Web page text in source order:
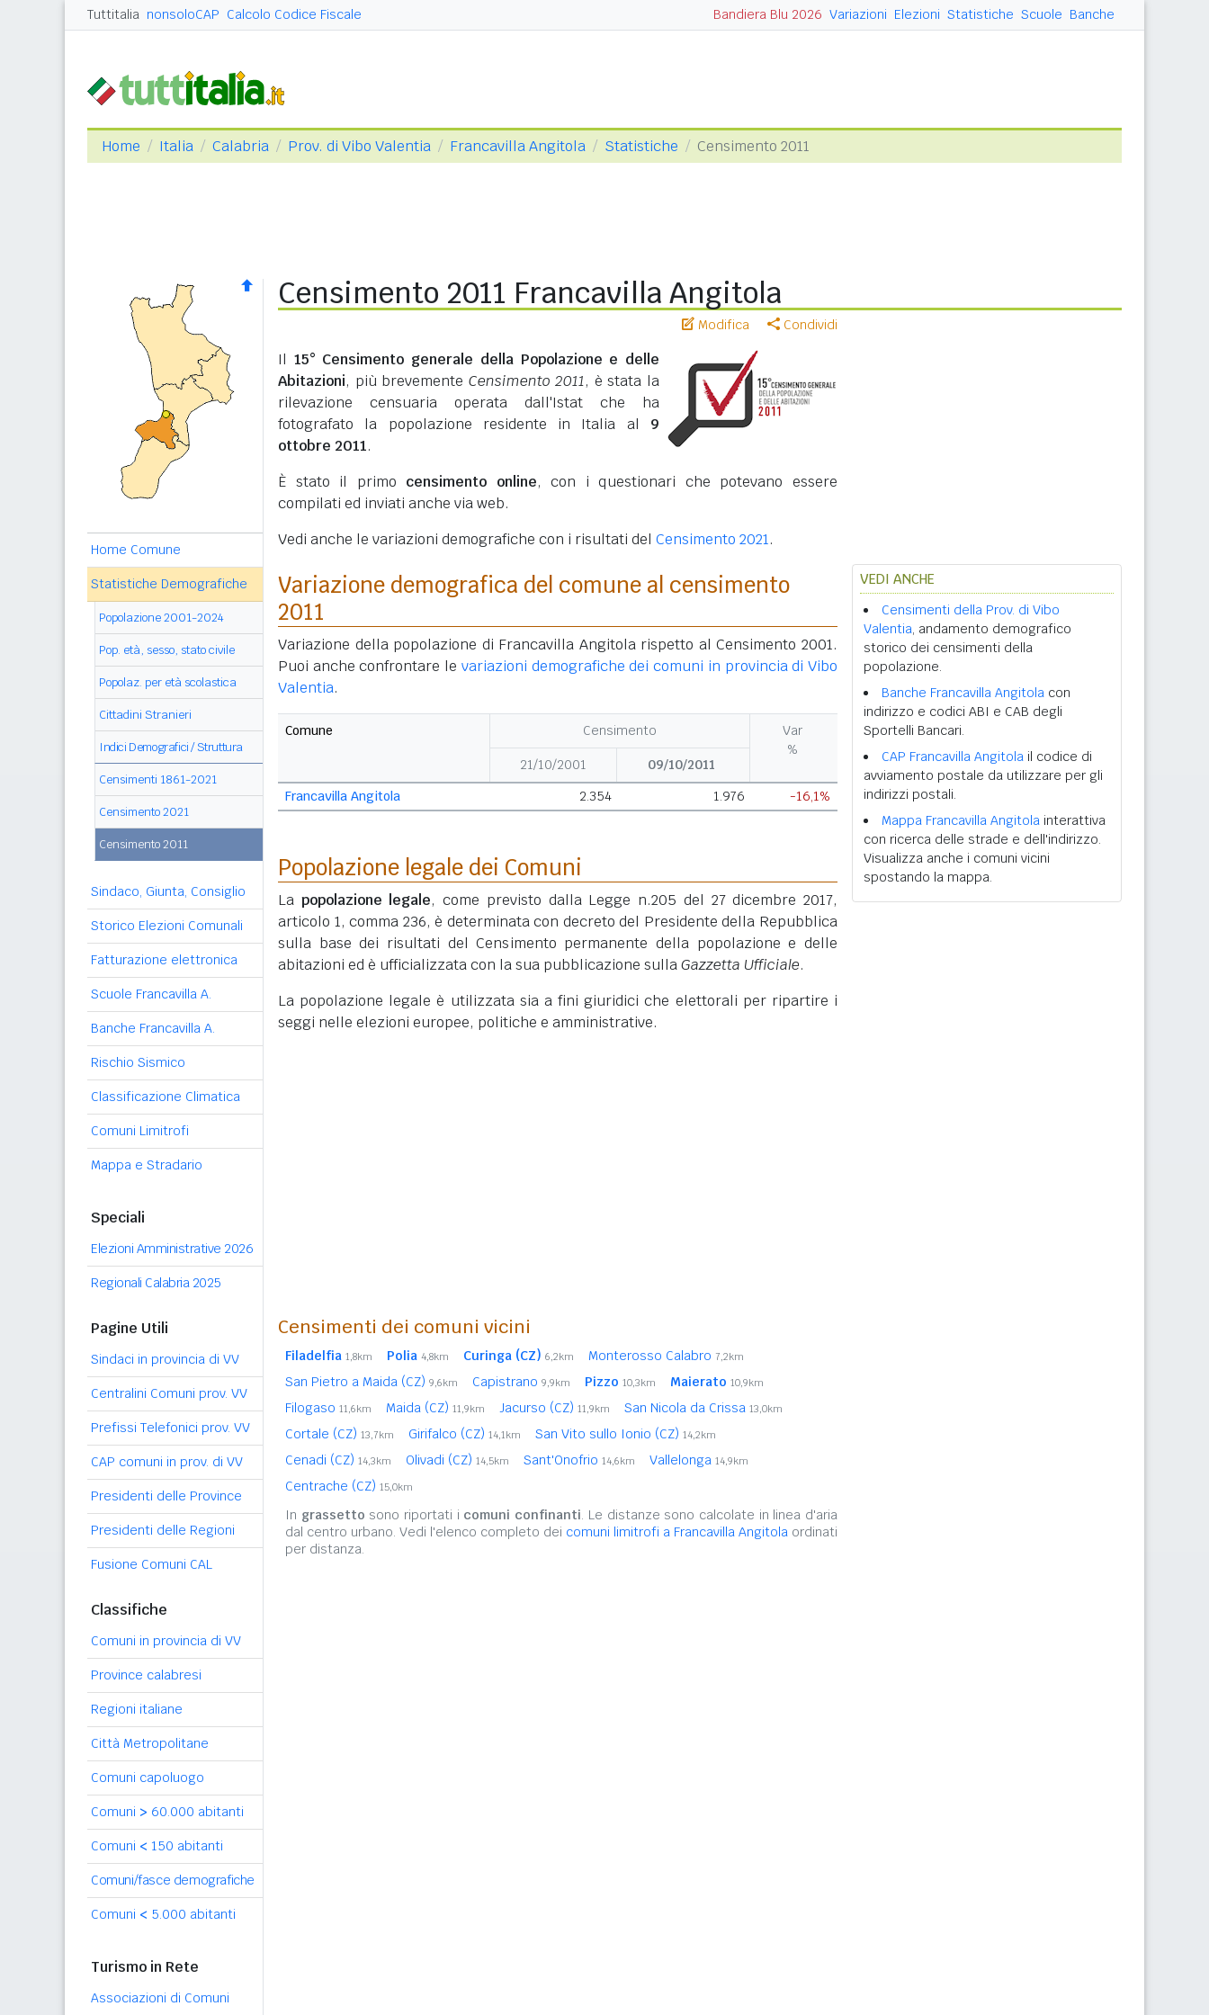
Tuttitalia nonsoloCAP Calcolo Codice Fiscale Bandiera Blu 2026 Variazioni Elezioni Statistiche Scuole Banche
Home Italia Calabria Prov. di Vibo Valentia Francavilla Angitola Statistiche Censimento 2011
Home Comune
Statistiche Demografiche
Popolazione 2001-2024
Pop. età, sesso, stato civile
Popolaz. per età scolastica
Cittadini Stranieri
Indici Demografici / Struttura
Censimenti 1861-2021
Censimento 2021
Censimento 2011
Sindaco, Giunta, Consiglio
Storico Elezioni Comunali
Fatturazione elettronica
Scuole Francavilla A.
Banche Francavilla A.
Rischio Sismico
Classificazione Climatica
Comuni Limitrofi
Mappa e Stradario
Speciali
Elezioni Amministrative 2026
Regionali Calabria 2025
Pagine Utili
Sindaci in provincia di VV
Centralini Comuni prov. VV
Prefissi Telefonici prov. VV
CAP comuni in prov. di VV
Presidenti delle Province
Presidenti delle Regioni
Fusione Comuni CAL
Classifiche
Comuni in provincia di VV
Province calabresi
Regioni italiane
Città Metropolitane
Comuni capoluogo
Comuni > 60.000 abitanti
Comuni < 150 abitanti
Comuni/fasce demografiche
Comuni < 5.000 abitanti
Turismo in Rete
Associazioni di Comuni
Censimento 2011 Francavilla Angitola
Modifica Condividi
Il 15° Censimento generale della Popolazione e delle
Abitazioni, più brevemente Censimento 2011, è stata la
rilevazione censuaria operata dall'Istat che ha
fotografato la popolazione residente in Italia al 9
ottobre 2011.
È stato il primo censimento online, con i questionari che potevano essere
compilati ed inviati anche via web.
Vedi anche le variazioni demografiche con i risultati del Censimento 2021.
Variazione demografica del comune al censimento
2011
Variazione della popolazione di Francavilla Angitola rispetto al Censimento 2001.
Puoi anche confrontare le variazioni demografiche dei comuni in provincia di Vibo
Valentia.
Comune Censimento
Var
%
21/10/2001
09/10/2011
Francavilla Angitola
2.354 1.976 -16,1%
Popolazione legale dei Comuni
La popolazione legale, come previsto dalla Legge n.205 del 27 dicembre 2017,
articolo 1, comma 236, è determinata con decreto del Presidente della Repubblica
sulla base dei risultati del Censimento permanente della popolazione e delle
abitazioni ed è ufficializzata con la sua pubblicazione sullaGazzetta Ufficiale.
La popolazione legale è utilizzata sia a fini giuridici che elettorali per ripartire i
seggi nelle elezioni europee, politiche e amministrative.
Censimenti dei comuni vicini
Filadelfia 1,8km Polia 4,8km Curinga (CZ) 6,2km Monterosso Calabro 7,2km
San Pietro a Maida (CZ) 9,6km Capistrano 9,9km Pizzo 10,3km Maierato 10,9km
Filogaso 11,6km Maida (CZ) 11,9km Jacurso (CZ) 11,9km San Nicola da Crissa 13,0km
Cortale (CZ) 13,7km Girifalco (CZ) 14,1km San Vito sullo Ionio (CZ) 14,2km
Cenadi (CZ) 14,3km Olivadi (CZ) 14,5km Sant'Onofrio 14,6km Vallelonga 14,9km
Centrache (CZ) 15,0km
In grassetto sono riportati i comuni confinanti. Le distanze sono calcolate in linea d'aria
dal centro urbano. Vedi l'elenco completo dei comuni limitrofi a Francavilla Angitola ordinati
per distanza.
VEDI ANCHE
Censimenti della Prov. di Vibo
Valentia, andamento demografico
storico dei censimenti della
popolazione.
Banche Francavilla Angitola con
indirizzo e codici ABI e CAB degli
Sportelli Bancari.
CAP Francavilla Angitola il codice di
avviamento postale da utilizzare per gli
indirizzi postali.
Mappa Francavilla Angitola interattiva
con ricerca delle strade e dell'indirizzo.
Visualizza anche i comuni vicini
spostando la mappa.